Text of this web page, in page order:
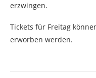
erzwingen.
Tickets für Freitag
erworben werden.